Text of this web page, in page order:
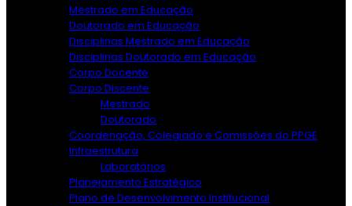
Mestrado em Educação
Doutorado em Educação
Disciplinas Mestrado em Educação
Disciplinas Doutorado em Educação
Corpo Docente
Corpo Discente
Mestrado
Doutorado
Coordenação, Colegiado e Comissões do PPGE
Infraestrutura
Laboratórios
Planejamento Estratégico
Plano de Desenvolvimento Institucional